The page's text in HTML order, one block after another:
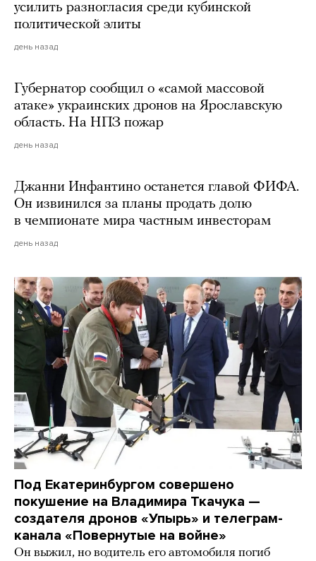
усилить разногласия среди кубинской
политической элиты
день назад
Губернатор сообщил о «самой массовой
атаке» украинских дронов на Ярославскую
область. На НПЗ пожар
день назад
Джанни Инфантино останется главой ФИФА.
Он извинился за планы продать долю
в чемпионате мира частным инвесторам
день назад
Под Екатеринбургом совершено
покушение на Владимира Ткачука —
создателя дронов «Упырь» и телеграм-
канала «Повернутые на войне»
Он выжил, но водитель его автомобиля погиб